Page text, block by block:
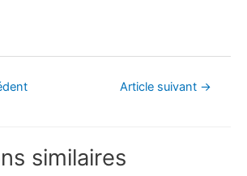
Article suivant →
similaires